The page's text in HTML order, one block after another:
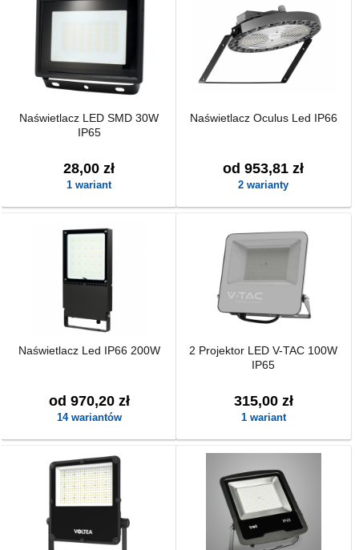
Naświetlacz LED SMD 30W
IP65
28,00 zł
1 wariant
Naświetlacz Oculus Led IP66
od 953,81 zł
2 warianty
Naświetlacz Led IP66 200W
od 970,20 zł
14 wariantów
2 Projektor LED V-TAC 100W
IP65
315,00 zł
1 wariant